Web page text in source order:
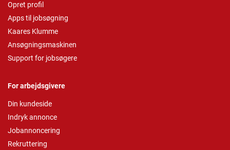
Opret profil
Apps til jobsøgning
Kaares Klumme
Ansøgningsmaskinen
Support for jobsøgere
For arbejdsgivere
Din kundeside
Indryk annonce
Jobannoncering
Rekruttering